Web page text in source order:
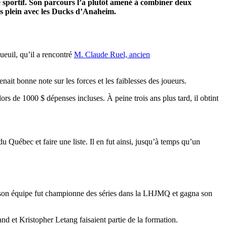
Son parcours l’a plutôt amené à combiner deux
plein avec les Ducks d’Anaheim.
qu’il a rencontré M. Claude Ruel, ancien
bonne note sur les forces et les faiblesses des joueurs.
de 1000 $ dépenses incluses. À peine trois ans plus tard, il obtint
et faire une liste. Il en fut ainsi, jusqu’à temps qu’un
équipe fut championne des séries dans la LHJMQ et gagna son
et Kristopher Letang faisaient partie de la formation.